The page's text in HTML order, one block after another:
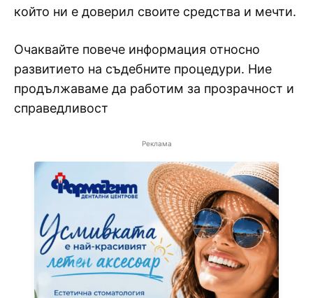
който ни е доверил своите средства и мечти.
Очаквайте повече информация относно
развитието на съдебните процедури. Ние
продължаваме да работим за прозрачност и
справедливост
Реклама